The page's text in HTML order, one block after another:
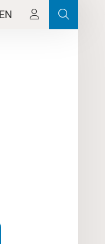
EN